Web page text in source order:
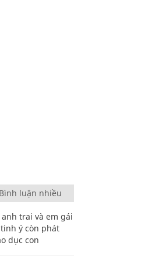
Bình luận nhiều
trai và em gái
ý còn phát
dục con